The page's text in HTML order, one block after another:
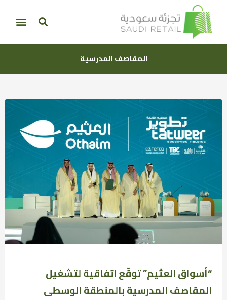
المقاصف المدرسية
“أسواق العثيم” توقّع اتفاقية لتشغيل
المقاصف المدرسية بالمنطقة الوسطى